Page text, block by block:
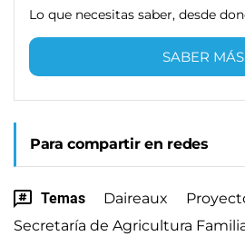
Lo que necesitas saber, desde
SABER MÁS
Para compartir en redes
Temas Daireaux
Secretaría de Agricultura